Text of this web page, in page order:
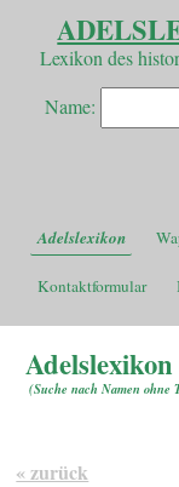
Lexikon des
Name:
Adelslexikon
Kontaktformular
Adelslexikon
(Suche nach Namen ohne
« zurück